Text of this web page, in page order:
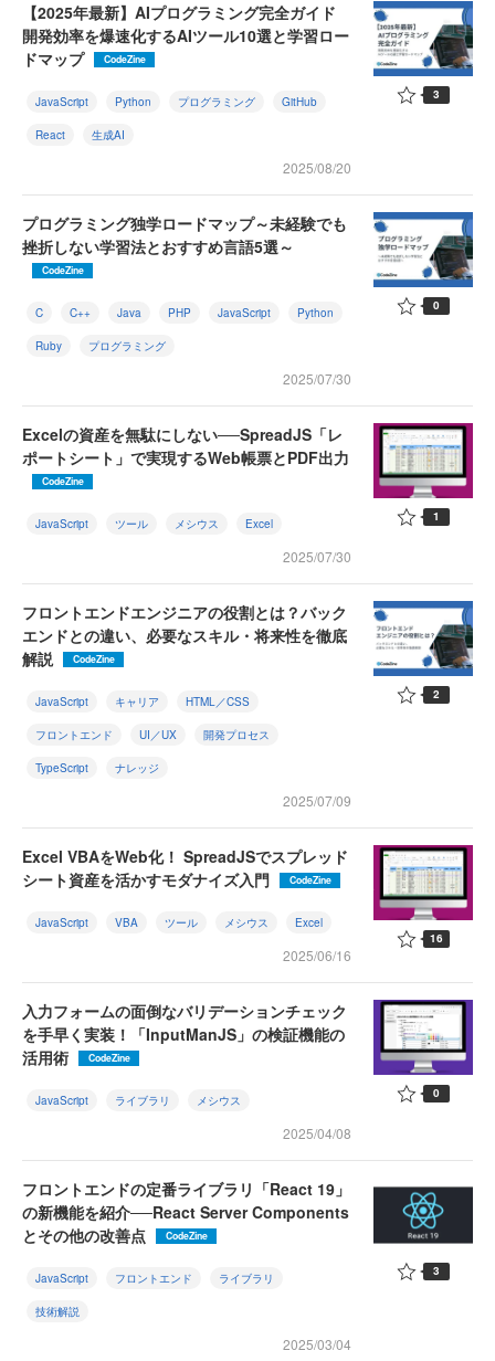
【2025年最新】AIプログラミング完全ガイド
開発効率を爆速化するAIツール10選と学習ロー
ドマップ
CodeZine
JavaScript Python プログラミング GitHub
React 生成AI
2025/08/20
3
プログラミング独学ロードマップ～未経験でも
挫折しない学習法とおすすめ言語5選～
CodeZine
C C++ Java PHP JavaScript Python
Ruby プログラミング
2025/07/30
0
Excelの資産を無駄にしない──SpreadJS「レ
ポートシート」で実現するWeb帳票とPDF出力
CodeZine
JavaScript ツール メシウス Excel
2025/07/30
1
フロントエンドエンジニアの役割とは？バック
エンドとの違い、必要なスキル・将来性を徹底
解説
CodeZine
JavaScript キャリア HTML／CSS
フロントエンド UI／UX 開発プロセス
TypeScript ナレッジ
2025/07/09
2
Excel VBAをWeb化！ SpreadJSでスプレッド
シート資産を活かすモダナイズ入門
CodeZine
JavaScript VBA ツール メシウス Excel
2025/06/16
16
入力フォームの面倒なバリデーションチェック
を手早く実装！「InputManJS」の検証機能の
活用術
CodeZine
JavaScript ライブラリ メシウス
2025/04/08
0
フロントエンドの定番ライブラリ「React 19」
の新機能を紹介──React Server Components
とその他の改善点
CodeZine
JavaScript フロントエンド ライブラリ
技術解説
2025/03/04
3